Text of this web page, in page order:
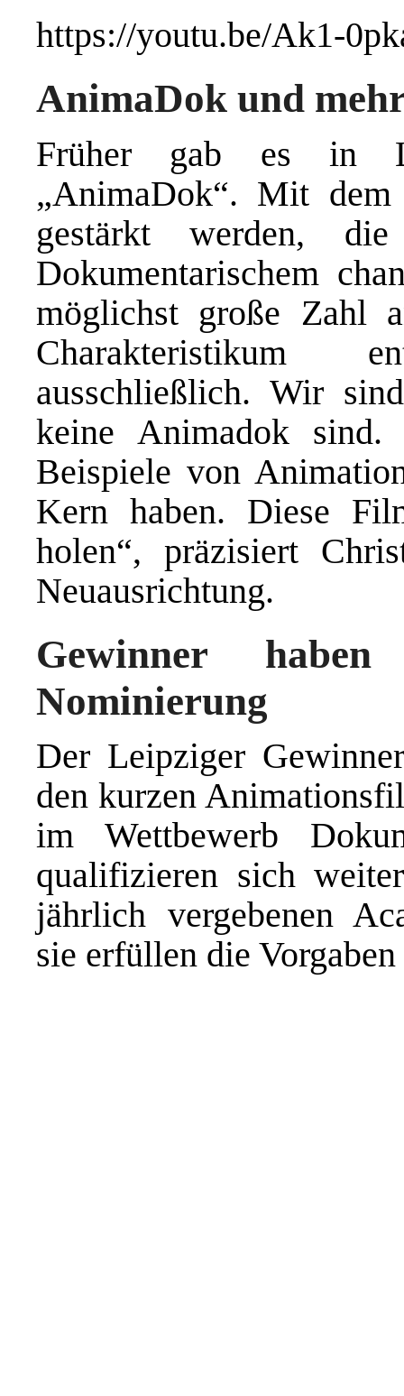
https://youtu.be/Ak1-
AnimaDok und
Früher gab es in
„AnimaDok“. Mit
gestärkt werden,
Dokumentarischem
möglichst große Zahl
Charakteristikum
ausschließlich. Wir
keine Animadok
Beispiele von
Kern haben. Diese
holen“, präzisiert
Neuausrichtung.
Gewinner
Nominierung
Der Leipziger
den kurzen
im Wettbewerb
qualifizieren sich
jährlich vergebenen
sie erfüllen die